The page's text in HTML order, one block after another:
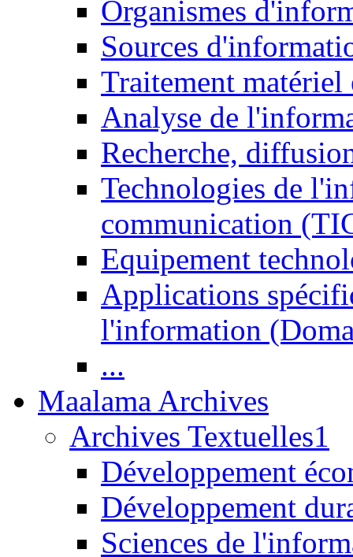
Organismes
Sources
Traitement matériel
Analyse de
Recherche,
Technologies de
communication
Equipement
Applications
l'information
...
Maalama Archives
Archives Textuelles1
Développement
Développement
Sciences de